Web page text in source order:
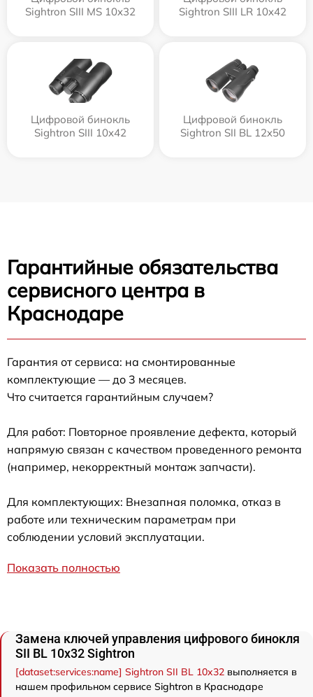
Sightron SIII MS 10x32
Sightron SIII LR 10x42
Цифровой бинокль
Sightron SIII 10x42
Цифровой бинокль
Sightron SII BL 12x50
Гарантийные обязательства
сервисного центра в
Краснодаре
Гарантия от сервиса: на смонтированные
комплектующие — до 3 месяцев.
Что считается гарантийным случаем?
Для работ: Повторное проявление дефекта, который
напрямую связан с качеством проведенного ремонта
(например, некорректный монтаж запчасти).
Для комплектующих: Внезапная поломка, отказ в
работе или техническим параметрам при
соблюдении условий эксплуатации.
Показать полностью
Замена ключей управления цифрового бинокля
SII BL 10x32 Sightron
[dataset:services:name] Sightron SII BL 10x32 выполняется в
нашем профильном сервисе Sightron в Краснодаре